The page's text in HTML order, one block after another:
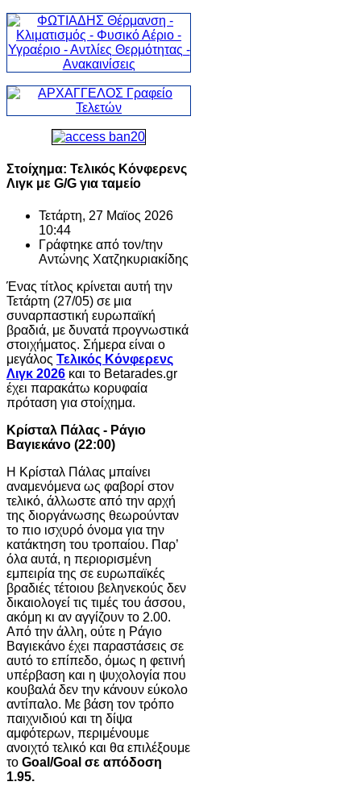
Στοίχημα: Τελικός Κόνφερενς
Λιγκ με G/G για ταμείο
Τετάρτη, 27 Μαϊος 2026
10:44
Γράφτηκε από τον/την
Αντώνης Χατζηκυριακίδης
Ένας τίτλος κρίνεται αυτή την
Τετάρτη (27/05) σε μια
συναρπαστική ευρωπαϊκή
βραδιά, με δυνατά προγνωστικά
στοιχήματος. Σήμερα είναι ο
μεγάλος Τελικός Κόνφερενς
Λιγκ 2026 και το Betarades.gr
έχει παρακάτω κορυφαία
πρόταση για στοίχημα.
Κρίσταλ Πάλας - Ράγιο
Βαγιεκάνο (22:00)
Η Κρίσταλ Πάλας μπαίνει
αναμενόμενα ως φαβορί στον
τελικό, άλλωστε από την αρχή
της διοργάνωσης θεωρούνταν
το πιο ισχυρό όνομα για την
κατάκτηση του τροπαίου. Παρ’
όλα αυτά, η περιορισμένη
εμπειρία της σε ευρωπαϊκές
βραδιές τέτοιου βεληνεκούς δεν
δικαιολογεί τις τιμές του άσσου,
ακόμη κι αν αγγίζουν το 2.00.
Από την άλλη, ούτε η Ράγιο
Βαγιεκάνο έχει παραστάσεις σε
αυτό το επίπεδο, όμως η φετινή
υπέρβαση και η ψυχολογία που
κουβαλά δεν την κάνουν εύκολο
αντίπαλο. Με βάση τον τρόπο
παιχνιδιού και τη δίψα
αμφότερων, περιμένουμε
ανοιχτό τελικό και θα επιλέξουμε
το Goal/Goal σε απόδοση
1.95.